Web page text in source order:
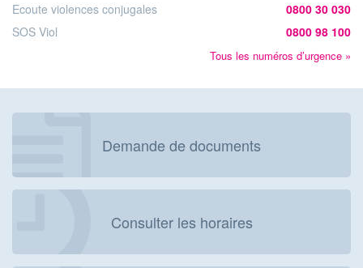
Ecoute violences conjugales
0800 30 030
SOS Viol
0800 98 100
Tous les numéros d’urgence »
Demande de documents
Consulter les horaires